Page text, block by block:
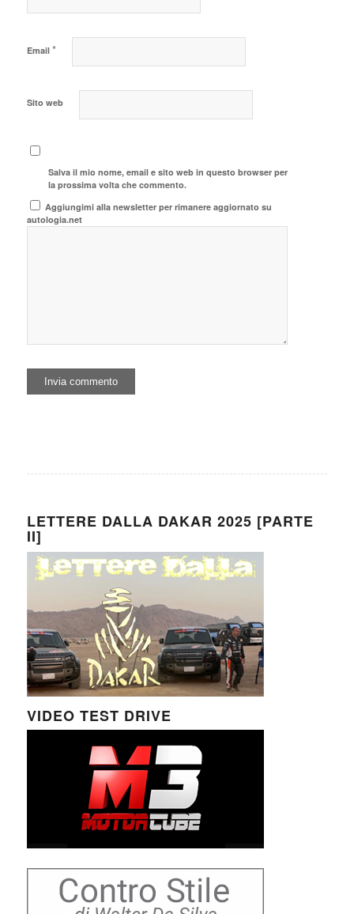
Email *
Sito web
Salva il mio nome, email e sito web in questo browser per
la prossima volta che commento.
Aggiungimi alla newsletter per rimanere aggiornato su
autologia.net
LETTERE DALLA DAKAR 2025 [PARTE
II]
VIDEO TEST DRIVE